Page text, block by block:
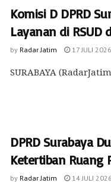
Komisi D DPRD
Layanan di RSUD
by Radar Jatim 17 JULI 2026
SURABAYA
DPRD Surabaya
Ketertiban Ruang
by Radar Jatim 14 JULI 2026